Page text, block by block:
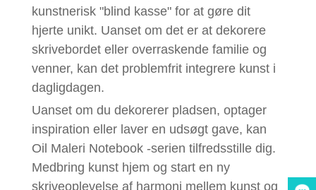
kunstnerisk "blind kasse" for at gøre dit
hjerte unikt. Uanset om det er at dekorere
skrivebordet eller overraskende familie og
venner, kan det problemfrit integrere kunst i
dagligdagen.
Uanset om du dekorerer pladsen, optager
inspiration eller laver en udsøgt gave, kan
Oil Maleri Notebook -serien tilfredsstille dig.
Medbring kunst hjem og start en ny
skriveoplevelse af harmoni mellem kunst og